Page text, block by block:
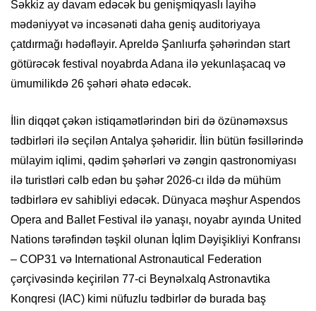
Səkkiz ay davam edəcək bu genişmiqyaslı layihə
mədəniyyət və incəsənəti daha geniş auditoriyaya
çatdırmağı hədəfləyir. Apreldə Şanlıurfa şəhərindən start
götürəcək festival noyabrda Adana ilə yekunlaşacaq və
ümumilikdə 26 şəhəri əhatə edəcək.
İlin diqqət çəkən istiqamətlərindən biri də özünəməxsus
tədbirləri ilə seçilən Antalya şəhəridir. İlin bütün fəsillərində
mülayim iqlimi, qədim şəhərləri və zəngin qastronomiyası
ilə turistləri cəlb edən bu şəhər 2026-cı ildə də mühüm
tədbirlərə ev sahibliyi edəcək. Dünyaca məşhur Aspendos
Opera and Ballet Festival ilə yanaşı, noyabr ayında United
Nations tərəfindən təşkil olunan İqlim Dəyişikliyi Konfransı
– COP31 və International Astronautical Federation
çərçivəsində keçirilən 77-ci Beynəlxalq Astronavtika
Konqresi (IAC) kimi nüfuzlu tədbirlər də burada baş